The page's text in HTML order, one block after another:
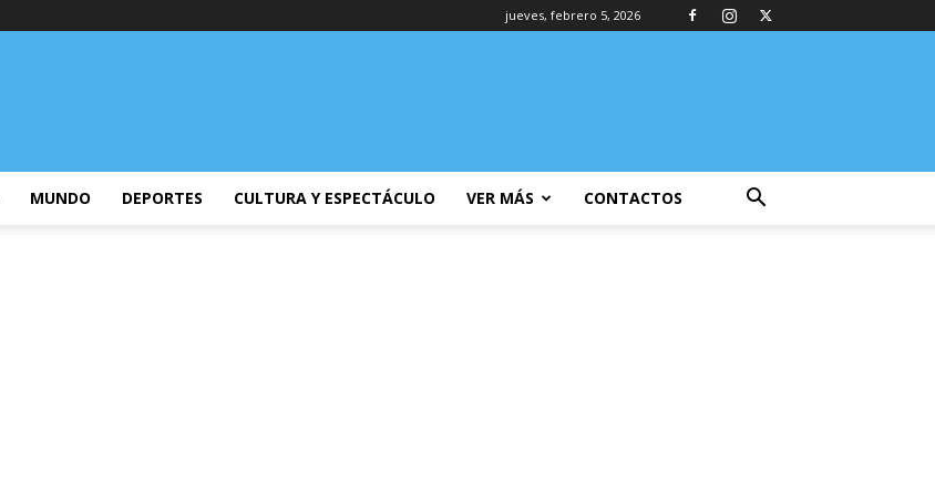
jueves, febrero 5, 2026
MUNDO DEPORTES CULTURA Y ESPECTÁCULO VER MÁS CONTACTOS